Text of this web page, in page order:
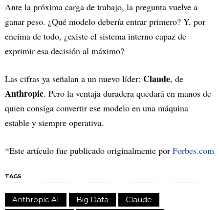
Ante la próxima carga de trabajo, la pregunta vuelve a
ganar peso. ¿Qué modelo debería entrar primero? Y, por
encima de todo, ¿existe el sistema interno capaz de
exprimir esa decisión al máximo?
Las cifras ya señalan a un nuevo líder: Claude, de
Anthropic. Pero la ventaja duradera quedará en manos de
quien consiga convertir ese modelo en una máquina
estable y siempre operativa.
*Este artículo fue publicado originalmente por Forbes.com
TAGS
Anthropic AI Big Data
Claude